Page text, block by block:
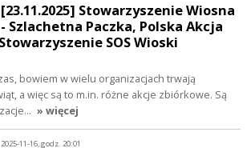
[23.11.2025] Stowarzyszenie Wiosna
- Szlachetna Paczka, Polska Akcja
SOS Wioski
bowiem w wielu organizacjach trwają
a więc są to m.in. różne akcje zbiórkowe. Są
» więcej
2025-11-16, godz. 20:01